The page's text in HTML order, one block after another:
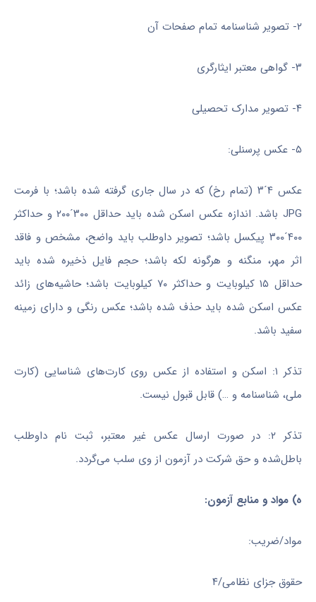
۲- تصویر شناسنامه تمام صفحات آن
۳- گواهی معتبر ایثارگری
۴- تصویر مدارک تحصیلی
۵- عکس پرسنلی:
عکس ۴´۳ (تمام رخ) که در سال جاری گرفته شده باشد؛ با فرمت
JPG باشد. اندازه عکس اسکن شده باید حداقل ۳۰۰´۲۰۰ و حداکثر
۴۰۰´۳۰۰ پیکسل باشد؛ تصویر داوطلب باید واضح، مشخص و فاقد
اثر مهر، منگنه و هرگونه لکه باشد؛ حجم فایل ذخیره شده باید
حداقل ۱۵ کیلوبایت و حداکثر ۷۰ کیلوبایت باشد؛ حاشیه‌های زائد
عکس اسکن شده باید حذف شده باشد؛ عکس رنگی و دارای زمینه
سفید باشد.
تذکر ۱: اسکن و استفاده از عکس روی کارت‌های شناسایی (کارت
ملی، شناسنامه و …) قابل قبول نیست.
تذکر ۲: در صورت ارسال عکس غیر معتبر، ثبت نام داوطلب
باطل‌شده و حق شرکت در آزمون از وی سلب می‌گردد.
ه) مواد و منابع آزمون:
مواد/ضریب:
حقوق جزای نظامی/۴